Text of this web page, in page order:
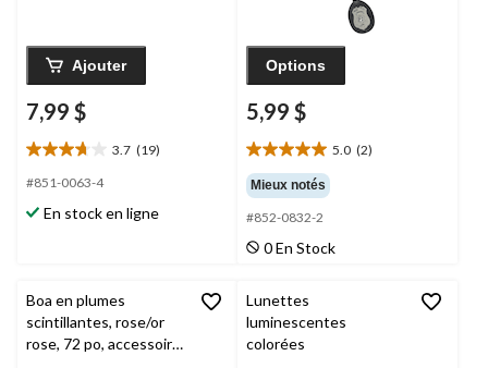
Ajouter
7,99 $
3.7 (19)
3.7
étoile(s)
5.
#851-0063-4
En stock en ligne
Options
5,99 $
5.0 (2)
5.0
étoile(s)
sur
5.
2
Mieux notés
#852-0832-2
0 En Stock
Boa en plumes
scintillantes, rose/or
rose, 72 po, accessoire
Lunettes
luminescentes
colorées